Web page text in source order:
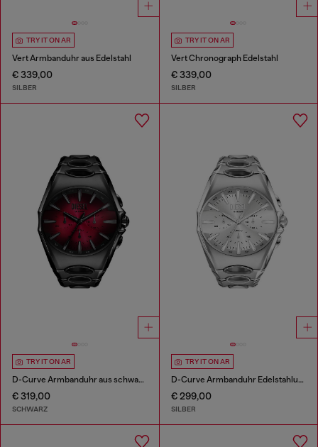
TRY IT ON AR
Vert Armbanduhr aus Edelstahl
€ 339,00
SILBER
TRY IT ON AR
Vert Chronograph Edelstahl
€ 339,00
SILBER
TRY IT ON AR
D-Curve Armbanduhr aus schwarzem Edelstahl
€ 319,00
SCHWARZ
TRY IT ON AR
D-Curve Armbanduhr Edelstahluhr
€ 299,00
SILBER